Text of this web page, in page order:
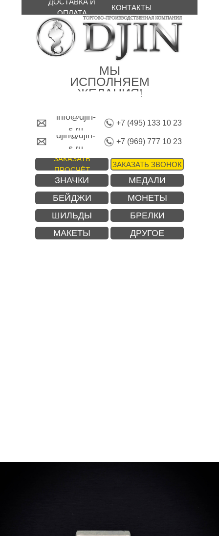
МЫ
ИСПОЛНЯЕМ
ЖЕЛАНИЯ!
ЗАКАЗАТЬ
ПРОСЧЁТ
+7 (969) 777 10 23
+7 (495) 133 10 23
ЗАКАЗАТЬ ЗВОНОК
ДОСТАВКА И
ОПЛАТА
КОНТАКТЫ
ЗНАЧКИ МЕДАЛИ
ШИЛЬДЫ БРЕЛКИ
БЕЙДЖИ МОНЕТЫ
info@djin-
s.ru
djin@djin-
s.ru
МАКЕТЫ ДРУГОЕ